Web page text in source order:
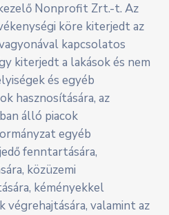
Nonprofit Zrt.-t. Az
köre kiterjedt az
kapcsolatos
kiterjedt a lakások és nem
és egyéb
hasznosítására, az
álló piacok
egyéb
fenntartására,
közüzemi
kéményekkel
valamint az